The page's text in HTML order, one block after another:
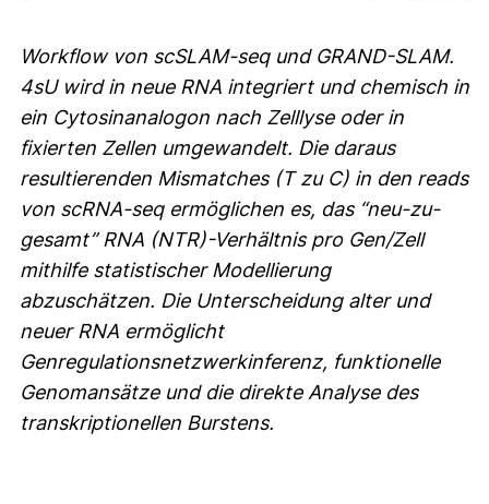
Workflow von scSLAM-seq und GRAND-SLAM.
4sU wird in neue RNA integriert und chemisch in
ein Cytosinanalogon nach Zelllyse oder in
fixierten Zellen umgewandelt. Die daraus
resultierenden Mismatches (T zu C) in den reads
von scRNA-seq ermöglichen es, das “neu-zu-
gesamt” RNA (NTR)-Verhältnis pro Gen/Zell
mithilfe statistischer Modellierung
abzuschätzen. Die Unterscheidung alter und
neuer RNA ermöglicht
Genregulationsnetzwerkinferenz, funktionelle
Genomansätze und die direkte Analyse des
transkriptionellen Burstens.